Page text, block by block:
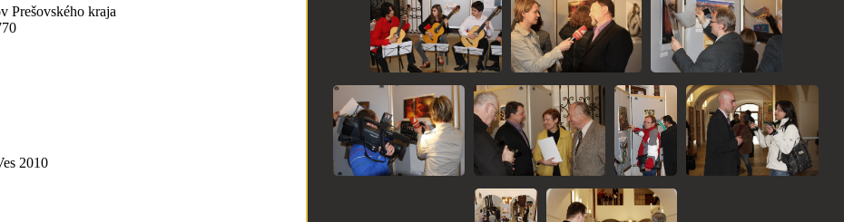
Prešovského kraja
2010